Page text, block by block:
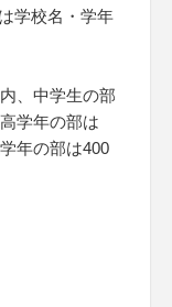
学校名・学年
、中学生の部
学年の部は
年の部は400